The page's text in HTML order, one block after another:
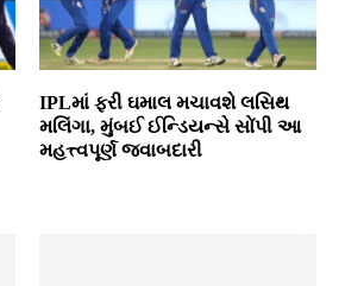
IPLમાં ફરી ઘમાલ મચાવશે લસિથ
મલિંગા, મુંબઈ ઈન્ડિયન્સે સોંપી આ
મહત્ત્વપૂર્ણ જવાબદારી